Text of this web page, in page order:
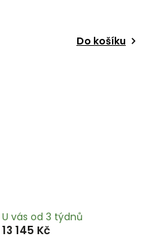
Do košíku
U vás od 3 týdnů
13 145 Kč